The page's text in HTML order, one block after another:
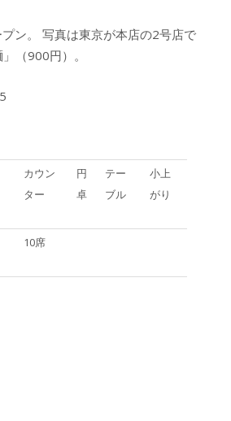
ン。 写真は東京が本店の2号店で
（900円）。
カウン
ター
円
卓
テー
ブル
小上
がり
10席